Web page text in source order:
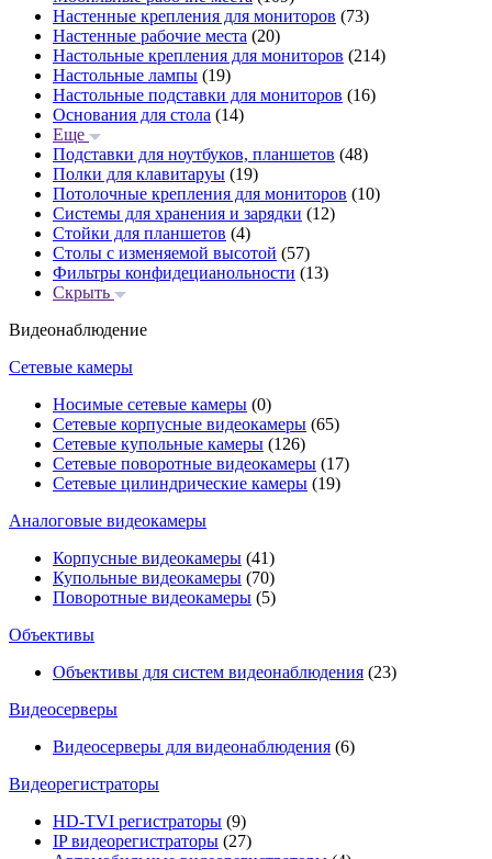
Настенные крепления для мониторов (73)
Настенные рабочие места (20)
Настольные крепления для мониторов (214)
Настольные лампы (19)
Настольные подставки для мониторов (16)
Основания для стола (14)
Еще
Подставки для ноутбуков, планшетов (48)
Полки для клавитаруы (19)
Потолочные крепления для мониторов (10)
Системы для хранения и зарядки (12)
Стойки для планшетов (4)
Столы с изменяемой высотой (57)
Фильтры конфидецианольности (13)
Скрыть
Видеонаблюдение
Сетевые камеры
Носимые сетевые камеры (0)
Сетевые корпусные видеокамеры (65)
Сетевые купольные камеры (126)
Сетевые поворотные видеокамеры (17)
Сетевые цилиндрические камеры (19)
Аналоговые видеокамеры
Корпусные видеокамеры (41)
Купольные видеокамеры (70)
Поворотные видеокамеры (5)
Объективы
Объективы для систем видеонаблюдения (23)
Видеосерверы
Видеосерверы для видеонаблюдения (6)
Видеорегистраторы
HD-TVI регистраторы (9)
IP видеорегистраторы (27)